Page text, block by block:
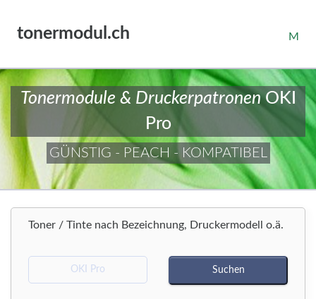
tonermodul.ch M
Tonermodule & DruckerpatronenOKI
Pro
GÜNSTIG - PEACH - KOMPATIBEL
Toner / Tinte nach Bezeichnung, Druckermodell o.ä.